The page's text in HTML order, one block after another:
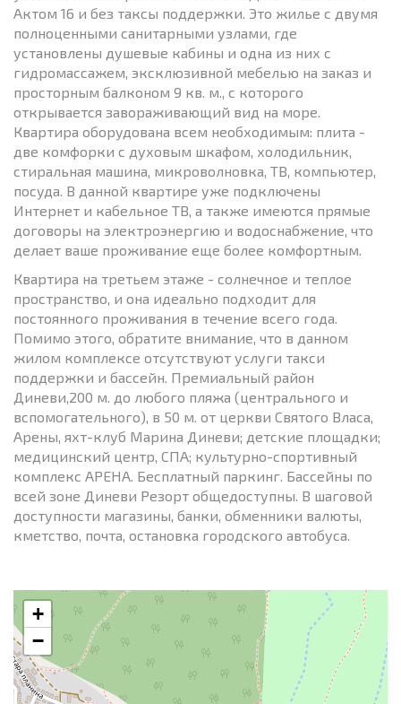
Актом 16 и без таксы поддержки. Это жилье с двумя
полноценными санитарными узлами, где
установлены душевые кабины и одна из них с
гидромассажем, эксклюзивной мебелью на заказ и
просторным балконом 9 кв. м., с которого
открывается завораживающий вид на море.
Квартира оборудована всем необходимым: плита -
две комфорки с духовым шкафом, холодильник,
стиральная машина, микроволновка, ТВ, компьютер,
посуда. В данной квартире уже подключены
Интернет и кабельное ТВ, а также имеются прямые
договоры на электроэнергию и водоснабжение, что
делает ваше проживание еще более комфортным.
Квартира на третьем этаже - солнечное и теплое
пространство, и она идеально подходит для
постоянного проживания в течение всего года.
Помимо этого, обратите внимание, что в данном
жилом комплексе отсутствуют услуги такси
поддержки и бассейн. Премиальный район
Диневи,200 м. до любого пляжа (центрального и
вспомогательного), в 50 м. от церкви Святого Власа,
Арены, яхт-клуб Марина Диневи; детские площадки;
медицинский центр, СПА; культурно-спортивный
комплекс АРЕНА. Бесплатный паркинг. Бассейны по
всей зоне Диневи Резорт общедоступны. В шаговой
доступности магазины, банки, обменники валюты,
кметство, почта, остановка городского автобуса.
+
−